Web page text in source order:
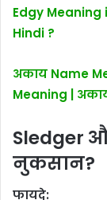
Edgy Meaning
Hindi ?
अकाय Name
Meaning |
Sledger
नुकसान?
फायदे: